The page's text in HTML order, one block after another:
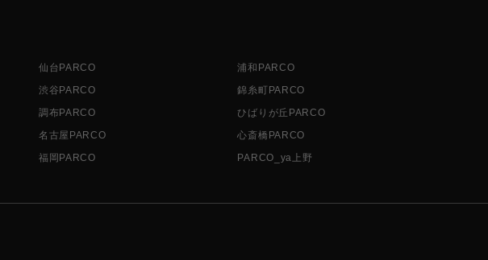
仙台PARCO
浦和PARCO
渋谷PARCO
錦糸町PARCO
調布PARCO
ひばりが丘PARCO
名古屋PARCO
心斎橋PARCO
福岡PARCO PARCO_ya上野